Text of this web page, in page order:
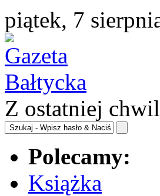
piątek, 7
Z ostatniej
Polecamy:
Książka